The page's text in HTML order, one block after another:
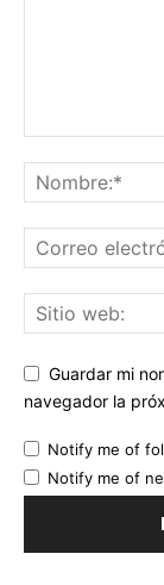
Guardar mi
navegador la
Notify me of
Notify me of